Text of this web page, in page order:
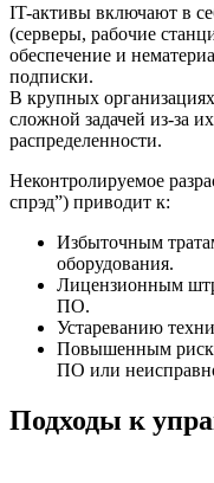
IT-активы включают в
(серверы, рабочие
обеспечение и
подписки.
В крупных
сложной задачей из-за
распределенности.
Неконтролируемое
спрэд”) приводит к:
Избыточным
оборудования.
Лицензионным
ПО.
Устареванию
Повышенным
ПО или
Подходы к